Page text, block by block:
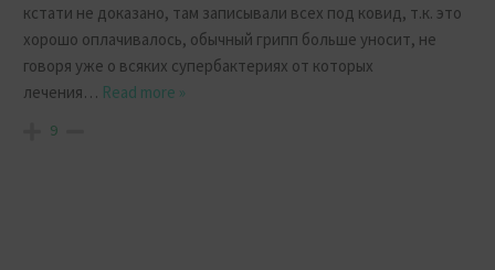
кстати не доказано, там записывали всех под ковид, т.к. это
хорошо оплачивалось, обычный грипп больше уносит, не
говоря уже о всяких супербактериях от которых
лечения… Read more »
9